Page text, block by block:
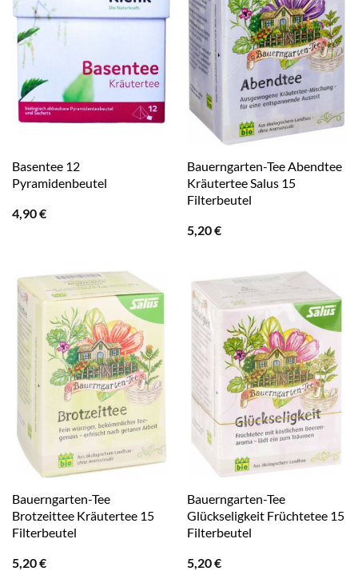
Basentee 12
Pyramidenbeutel
4,90€
Bauerngarten-Tee Abendtee
Kräutertee Salus 15
Filterbeutel
5,20€
Bauerngarten-Tee
Brotzeittee Kräutertee 15
Filterbeutel
5,20€
Bauerngarten-Tee
Glückseligkeit Früchtetee 15
Filterbeutel
5,20€